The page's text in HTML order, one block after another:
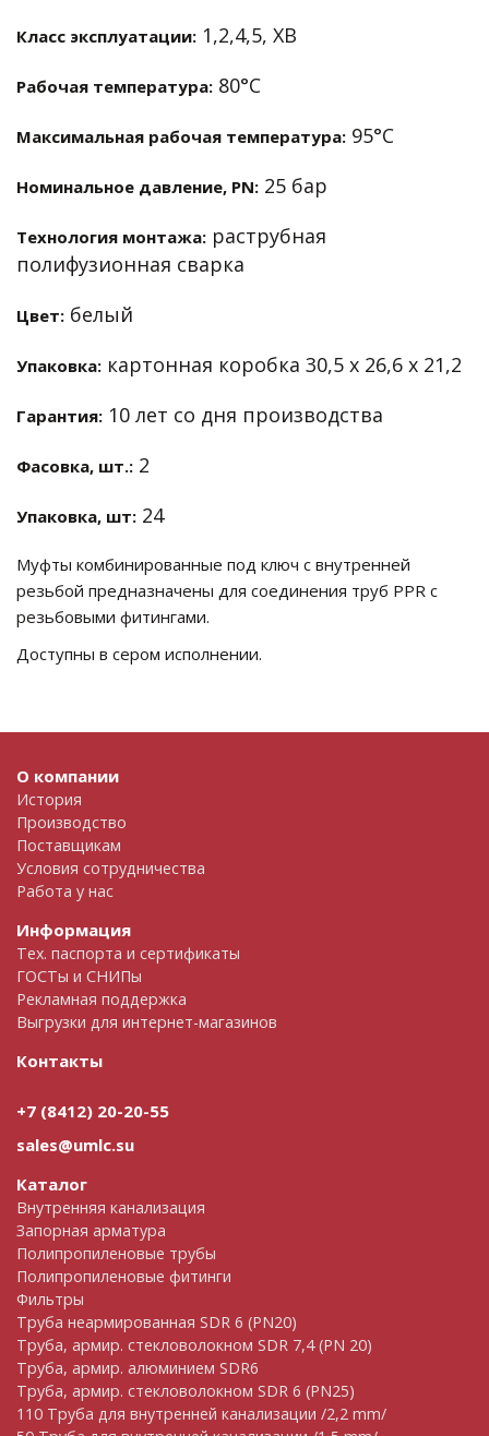
Класс эксплуатации: 1,2,4,5, ХВ
Рабочая температура: 80°С
Максимальная рабочая температура: 95°С
Номинальное давление, PN: 25 бар
Технология монтажа: раструбная
полифузионная сварка
Цвет: белый
Упаковка: картонная коробка 30,5 х 26,6 х 21,2
Гарантия: 10 лет со дня производства
Фасовка, шт.: 2
Упаковка, шт: 24
Муфты комбинированные под ключ с внутренней
резьбой предназначены для соединения труб PPR с
резьбовыми фитингами.
Доступны в сером исполнении.
О компании
История
Производство
Поставщикам
Условия сотрудничества
Работа у нас
Информация
Тех. паспорта и сертификаты
ГОСТы и СНИПы
Рекламная поддержка
Выгрузки для интернет-магазинов
Контакты
+7 (8412) 20-20-55
sales@umlc.su
Каталог
Внутренняя канализация
Запорная арматура
Полипропиленовые трубы
Полипропиленовые фитинги
Фильтры
Труба неармированная SDR 6 (PN20)
Труба, армир. cтекловолокном SDR 7,4 (PN 20)
Труба, армир. алюминием SDR6
Труба, армир. стекловолокном SDR 6 (PN25)
110 Труба для внутренней канализации /2,2 mm/